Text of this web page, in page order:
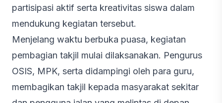
partisipasi aktif serta kreativitas siswa dalam
mendukung kegiatan tersebut.
Menjelang waktu berbuka puasa, kegiatan
pembagian takjil mulai dilaksanakan. Pengurus
OSIS, MPK, serta didampingi oleh para guru,
membagikan takjil kepada masyarakat sekitar